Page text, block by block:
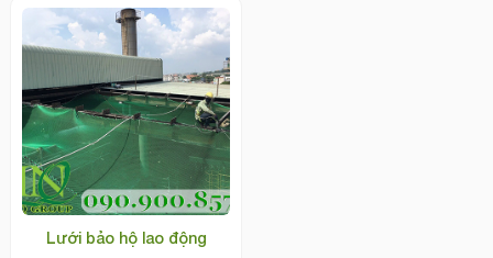
Lưới bảo hộ lao động